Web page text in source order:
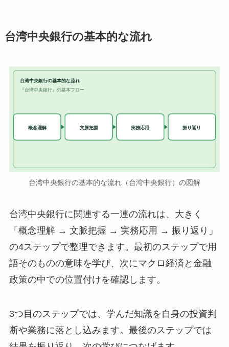
台湾中央銀行の基本的な流れ
台湾中央銀行の基本的な流れ
『台湾中央銀行』の基本フロー
概念理解 文脈把握 実務応用 振り返り
台湾中央銀行の基本的な流れ（台湾中央銀行）の図解
台湾中央銀行に関連する一連の流れは、大きく
「概念理解 → 文脈把握 → 実務応用 → 振り返り」
の4ステップで整理できます。最初のステップで用
語そのものの意味を学び、次にマクロ経済と金融
政策の中での位置付けを確認します。
3つ目のステップでは、学んだ知識を自身の投資判
断や業務に落とし込みます。最後のステップでは